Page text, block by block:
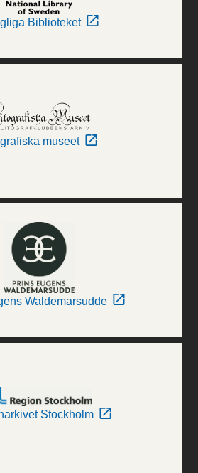
Biblioteket
museet
Waldemarsudde
Stockholm